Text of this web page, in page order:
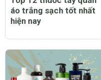
áo trắng sạch tốt nhất
hiện nay